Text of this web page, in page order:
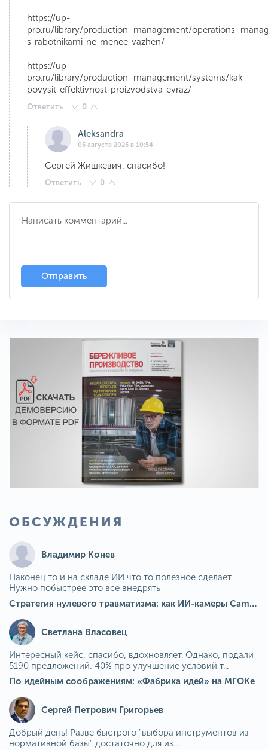
https://up-
pro.ru/library/production_management/
s-rabotnikami-ne-menee-vazhen/
https://up-
pro.ru/library/production_management/systems/kak-
povysit-effektivnost-proizvodstva-evraz/
Ответить 0
Aleksandra
05 августа 2025 в 10:54
Сергей Жишкевич, спасибо!
Ответить 0
Отправить
ОБСУЖДЕНИЯ
Владимир Конев
Наконец то и на складе ИИ что то полезное сделает.
Нужно побыстрее это все внедрять
Стратегия нулевого травматизма: как ИИ-камеры Camkord снижают риск наезда на пешехода при работе на погрузчике
Светлана Власовец
Интересный кейс, спасибо, вдохновляет. Однако, подали
5190 предложений, 40% про улучшение условий т...
По идейным соображениям: «Фабрика идей» на МГОКе
Сергей Петрович Григорьев
Добрый день! Разве быстрого "выбора инструментов из
нормативной базы" достаточно для из...